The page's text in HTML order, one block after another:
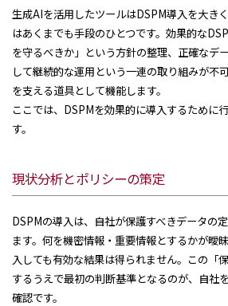
生成AIを活用したツールはDSPM導入を大き
はあくまでも手段のひとつです。効果的な
を守るべきか」という方針の整理、正確なデ
して継続的な運用という一連の取り組みが不
を支える道具として機能します。
ここでは、DSPMを効果的に導入するために
す。
現状分析とポリシーの策定
DSPMの導入は、自社が保護すべきデータの
ます。何を機密情報・重要情報とするかが曖
入しても有効な結果は得られません。この「
するうえで最初の判断基準となるのが、自社
確認です。